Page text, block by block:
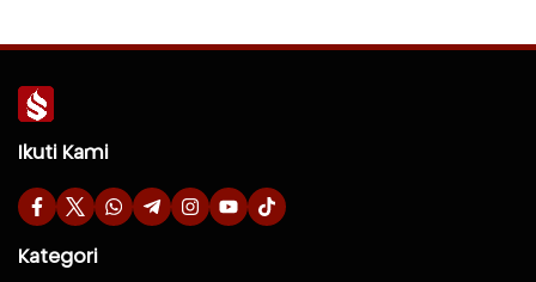
Ikuti Kami
Kategori